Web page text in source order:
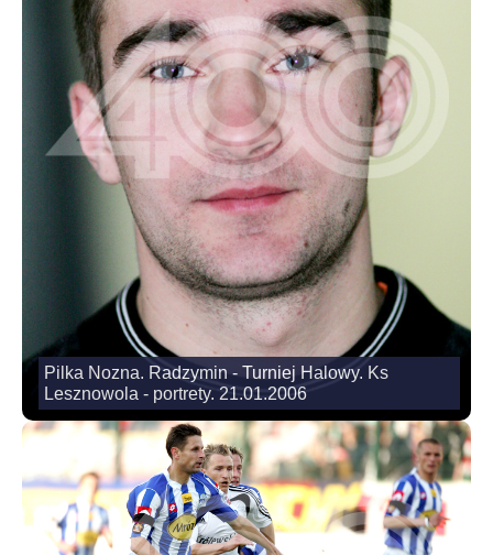
Pilka Nozna. Radzymin - Turniej Halowy. Ks
Lesznowola - portrety. 21.01.2006